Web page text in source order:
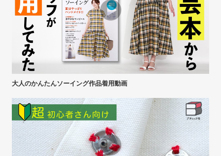
大人のかんたんソーイング作品着用動画